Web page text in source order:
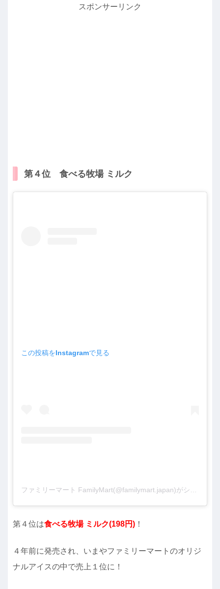
スポンサーリンク
第４位 食べる牧場 ミルク
この投稿をInstagramで見る
第４位は食べる牧場 ミルク(198円) ！
４年前に発売され、いまやファミリーマートのオリジ
ナルアイスの中で売上１位に！